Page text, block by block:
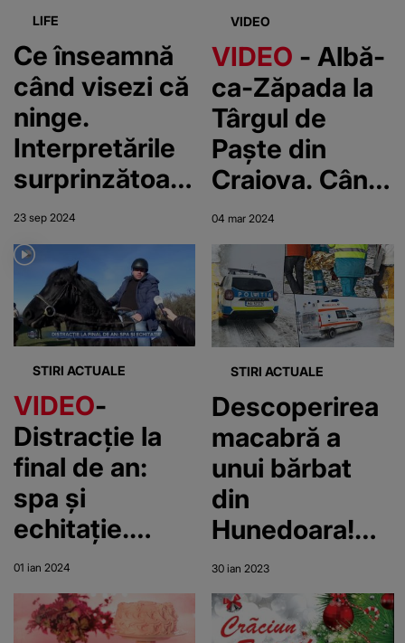
LIFE
Ce înseamnă
când visezi că
ninge.
Interpretările
surprinzătoare
pe care le
poate avea
visul
23 sep 2024
VIDEO
VIDEO - Albă-
ca-Zăpada la
Târgul de
Paște din
Craiova. Când
se va
deschide?
04 mar 2024
STIRI ACTUALE
VIDEO-
Distracție la
final de an:
spa și
echitație.
Mulți au
schimbat
sporturile de
01 ian 2024
STIRI ACTUALE
Descoperirea
macabră a
unui bărbat
din
Hunedoara!
Și-a găsit
soacra moartă
în zăpadă
30 ian 2023